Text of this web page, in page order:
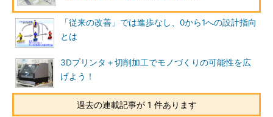
「従来の改善」では進歩なし、0から1への設計指向
とは
3Dプリンタ＋切削加工でモノづくりの可能性を広
げよう！
過去の連載記事が 1 件あります